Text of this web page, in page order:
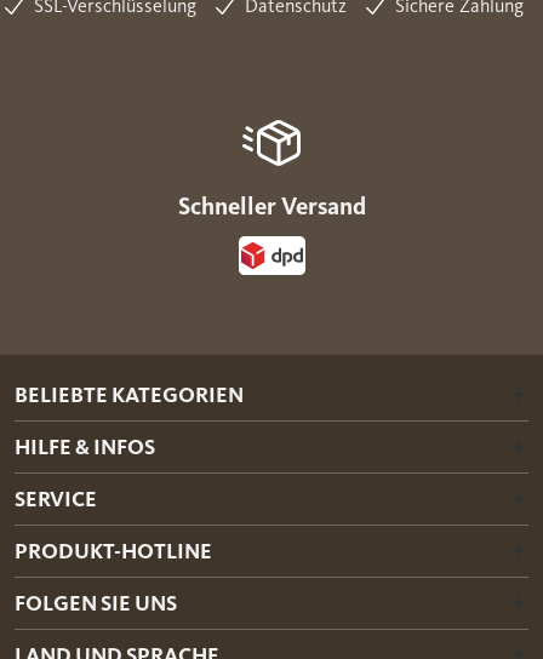
SSL-Verschlüsselung Datenschutz Sichere Zahlung
Schneller Versand
BELIEBTE KATEGORIEN
HILFE & INFOS
SERVICE
PRODUKT-HOTLINE
FOLGEN SIE UNS